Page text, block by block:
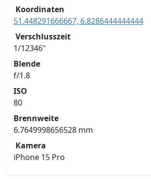
Koordinaten
51.448291666667, 6.8286444444444
Verschlusszeit
1/12346"
Blende
f/1.8
ISO
80
Brennweite
6.7649998656528 mm
Kamera
iPhone 15 Pro